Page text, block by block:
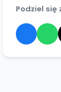
Podziel się